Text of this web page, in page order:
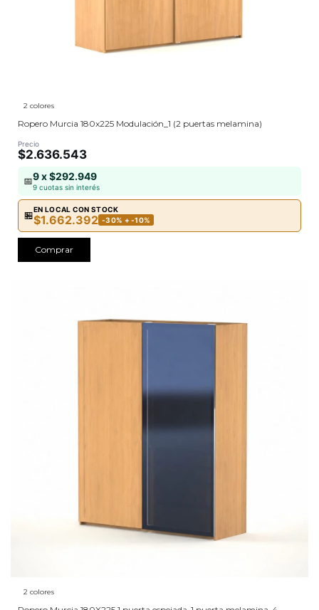
2 colores
Ropero Murcia 180x225 Modulación_1 (2 puertas melamina)
Precio
$2.636.543
📅9 x $292.949
9 cuotas sin interés
🏪
EN LOCAL CON STOCK
$1.662.392 -30% + -10%
Comprar
2 colores